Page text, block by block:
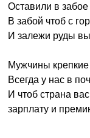
Оставили в
В забой чтоб с
И залежи руды
Мужчины крепкие
Всегда у нас в
И чтоб страна
зарплату и